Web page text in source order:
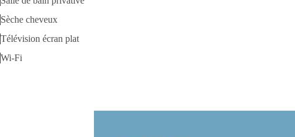
Sèche cheveux
Télévision écran plat
Wi-Fi